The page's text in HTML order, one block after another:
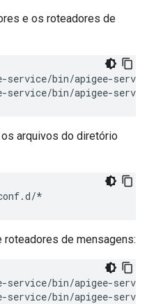
e os roteadores de
service/bin/apigee-
arquivos do diretório
*
de mensagens:
service/bin/apigee-